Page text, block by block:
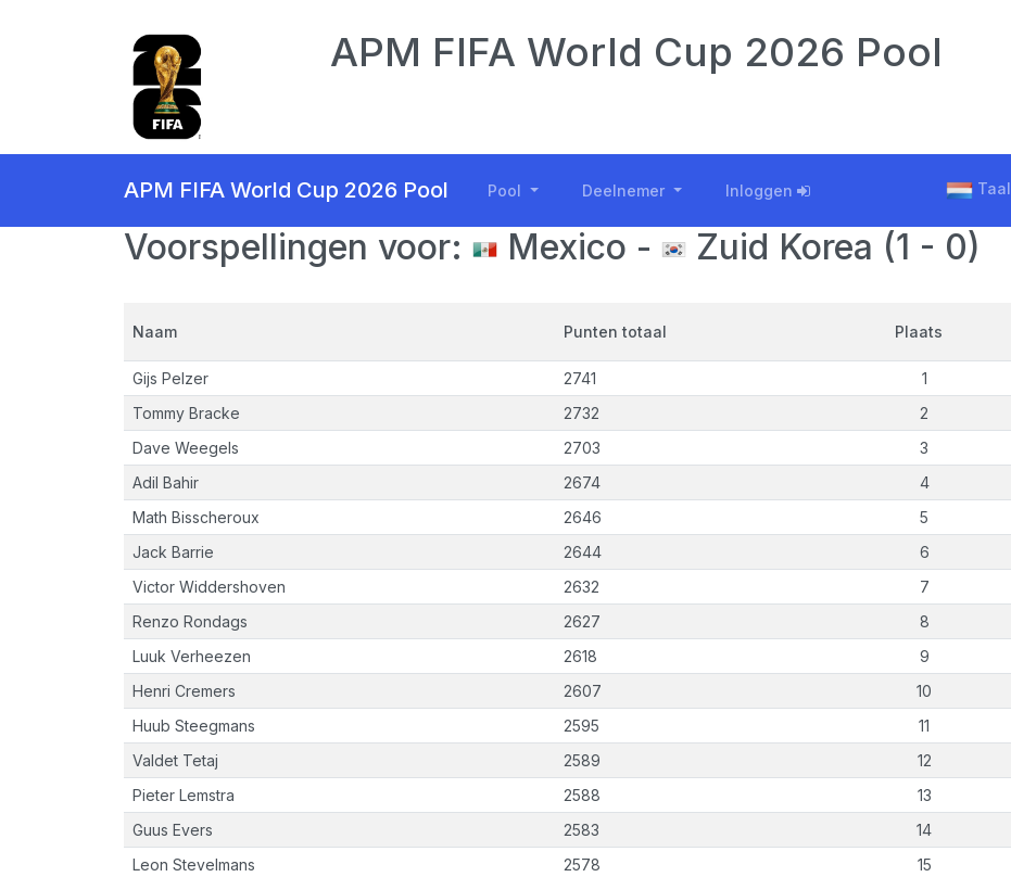
APM FIFA World Cup 2026 Pool
APM FIFA World Cup 2026 Pool Pool Deelnemer Inloggen Taal
Voorspellingen voor: Mexico - Zuid Korea (1 - 0)
Naam Punten totaal Plaats
Gijs Pelzer 2741 1
Tommy Bracke
2732 2
Dave Weegels
2703 3
Adil Bahir
2674 4
Math Bisscheroux
2646 5
Jack Barrie
2644 6
Victor Widdershoven
2632 7
Renzo Rondags
2627 8
Luuk Verheezen
2618 9
Henri Cremers
2607 10
Huub Steegmans
2595 11
Valdet Tetaj
2589 12
Pieter Lemstra
2588 13
Guus Evers
2583 14
Leon Stevelmans
2578 15